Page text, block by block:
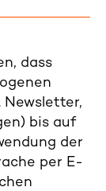
dass
Newsletter,
bis auf
der
per E-